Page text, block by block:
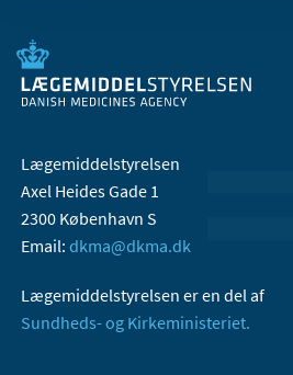
Lægemiddelstyrelsen
Axel Heides Gade 1
2300 København S
Email: dkma@dkma.dk
Lægemiddelstyrelsen er en del af
Sundheds- og Kirkeministeriet.